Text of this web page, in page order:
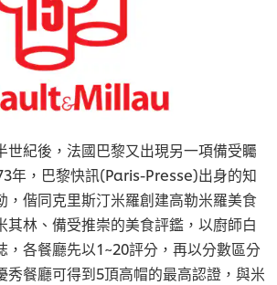
世紀後，法國巴黎又出現另一項備受矚
年，巴黎快訊(Paris-Presse)出身的知
，偕同克里斯汀米羅創建高勒米羅美食
其林、備受推崇的美食評鑑，以廚師白
，各餐廳先以1~20評分，再以分數區分
秀餐廳可得到5頂高帽的最高認證，與米